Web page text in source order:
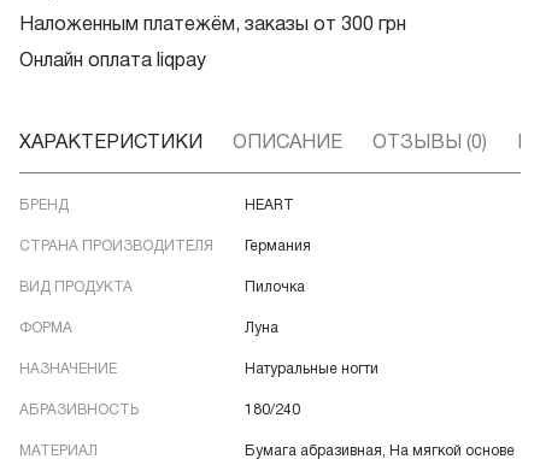
Наложенным платежём, заказы от 300 грн
Онлайн оплата liqpay
ХАРАКТЕРИСТИКИ ОПИСАНИЕ ОТЗЫВЫ (0)
БРЕНД HEART
СТРАНА ПРОИЗВОДИТЕЛЯ Германия
ВИД ПРОДУКТА Пилочка
ФОРМА Луна
НАЗНАЧЕНИЕ Натуральные ногти
АБРАЗИВНОСТЬ 180/240
МАТЕРИАЛ Бумага абразивная, На мягкой основе